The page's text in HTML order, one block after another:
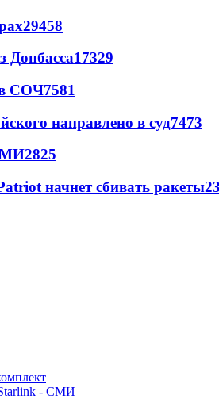
29458
Донбасса17329
СОЧ7581
направлено в суд7473
2825
начнет сбивать ракеты
- СМИ